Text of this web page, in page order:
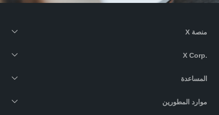
منصة X
X Corp.‎
المساعدة
موارد المطورين